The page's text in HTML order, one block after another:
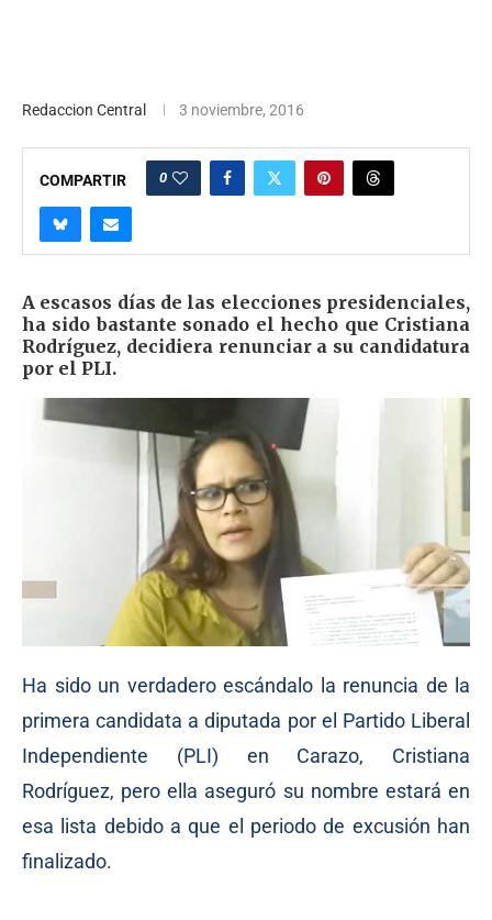
Redaccion Central 3 noviembre, 2016
COMPARTIR 0
A escasos días de las elecciones presidenciales,
ha sido bastante sonado el hecho que Cristiana
Rodríguez, decidiera renunciar a su candidatura
por el PLI.
Ha sido un verdadero escándalo la renuncia de la
primera candidata a diputada por el Partido Liberal
Independiente (PLI) en Carazo, Cristiana
Rodríguez, pero ella aseguró su nombre estará en
esa lista debido a que el periodo de excusión han
finalizado.